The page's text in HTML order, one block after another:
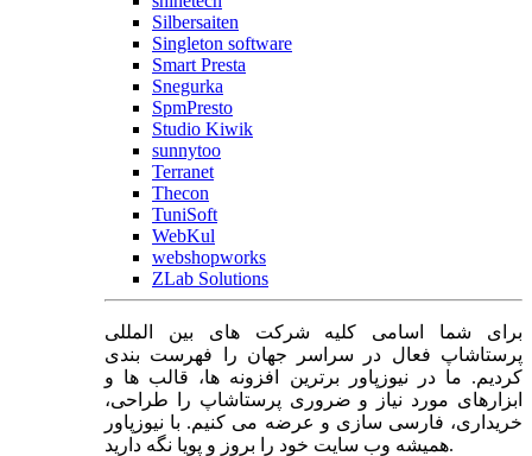
Silbersaiten
Singleton software
Smart Presta
Snegurka
SpmPresto
Studio Kiwik
sunnytoo
Terranet
Thecon
TuniSoft
WebKul
webshopworks
ZLab Solutions
برای شما اسامی کلیه شرکت های بین المللی
پرستاشاپ فعال در سراسر جهان را فهرست بندی
کردیم. ما در نیوزپاور برترین افزونه ها، قالب ها و
ابزارهای مورد نیاز و ضروری پرستاشاپ را طراحی،
خریداری، فارسی سازی و عرضه می کنیم. با نیوزپاور
همیشه وب سایت خود را بروز و پویا نگه دارید.